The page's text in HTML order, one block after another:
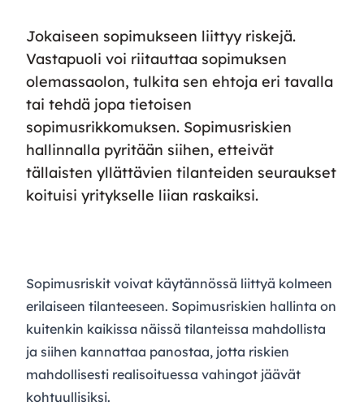
Jokaiseen sopimukseen liittyy riskejä.
Vastapuoli voi riitauttaa sopimuksen
olemassaolon, tulkita sen ehtoja eri tavalla
tai tehdä jopa tietoisen
sopimusrikkomuksen. Sopimusriskien
hallinnalla pyritään siihen, etteivät
tällaisten yllättävien tilanteiden seuraukset
koituisi yritykselle liian raskaiksi.
Sopimusriskit voivat käytännössä liittyä kolmeen
erilaiseen tilanteeseen. Sopimusriskien hallinta on
kuitenkin kaikissa näissä tilanteissa mahdollista
ja siihen kannattaa panostaa, jotta riskien
mahdollisesti realisoituessa vahingot jäävät
kohtuullisiksi.